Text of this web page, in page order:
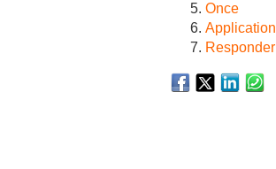
Once
Application
Responder